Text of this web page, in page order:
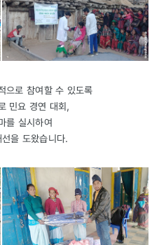
으로 참여할 수 있도록
민요 경연 대회,
를 실시하여
을 도왔습니다.